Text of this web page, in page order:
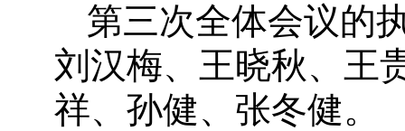
第三次全体会议的
刘汉梅、王晓秋、王
祥、孙健、张冬健。